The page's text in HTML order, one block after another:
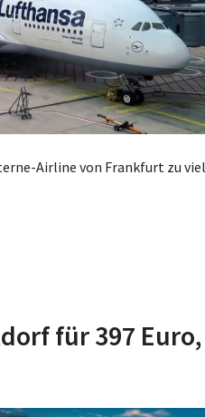
Airline von Frankfurt zu
für 397